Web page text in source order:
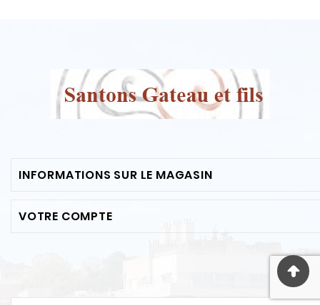
INFORMATIONS SUR LE MAGASIN
VOTRE COMPTE